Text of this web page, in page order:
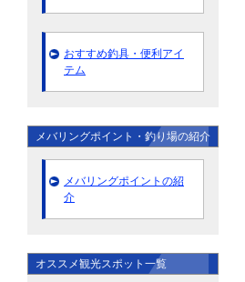
おすすめ釣具・便利アイ
テム
メバリングポイント・釣り場の紹介
メバリングポイントの紹
介
オススメ観光スポット一覧